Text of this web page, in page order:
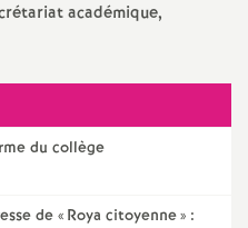
académique,
du collège
de « Roya citoyenne» :